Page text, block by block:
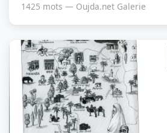
1425 mots — Oujda.net Galerie